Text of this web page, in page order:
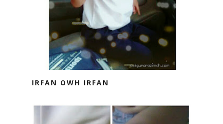
IRFAN OWH IRFAN